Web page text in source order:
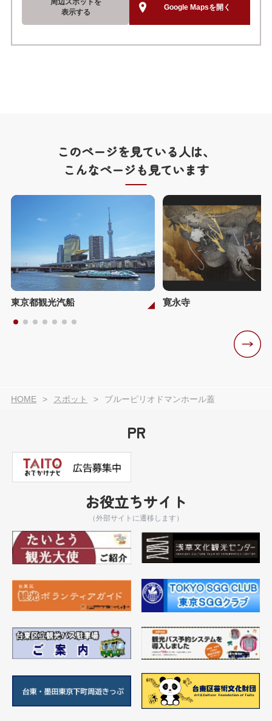
表示する
Google Mapsを開く
このページを見ている人は、
こんなページも見ています
東京都観光汽船 寛永寺
HOME スポット ブルーピリオドマンホール蓋
PR
お役立ちサイト
（外部サイトに遷移します）